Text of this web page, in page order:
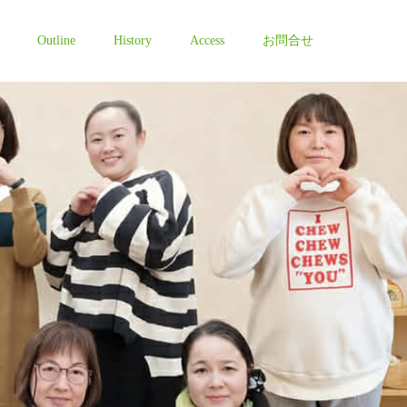
Outline History Access お問合せ